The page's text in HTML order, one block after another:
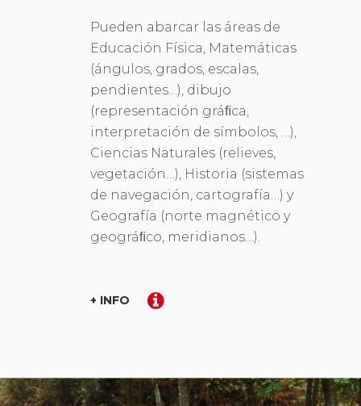
Pueden abarcar las áreas de
Educación Física, Matemáticas
(ángulos, grados, escalas,
pendientes…), dibujo
(representación gráﬁca,
interpretación de símbolos, …),
Ciencias Naturales (relieves,
vegetación…), Historia (sistemas
de navegación, cartografía…) y
Geografía (norte magnético y
geográﬁco, meridianos…).
+ INFO